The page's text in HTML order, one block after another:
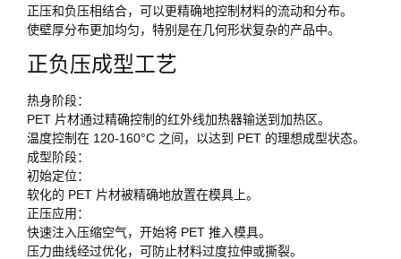
正压和负压相结合，可以更精确地控制材料的流动和分布。
使壁厚分布更加均匀，特别是在几何形状复杂的产品中。
正负压成型工艺
热身阶段：
PET 片材通过精确控制的红外线加热器输送到加热区。
温度控制在 120-160°C 之间，以达到 PET 的理想成型状态。
成型阶段：
初始定位：
软化的 PET 片材被精确地放置在模具上。
正压应用：
快速注入压缩空气，开始将 PET 推入模具。
压力曲线经过优化，可防止材料过度拉伸或撕裂。